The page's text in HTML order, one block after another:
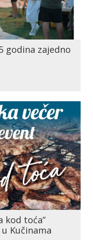
godina zajedno
kod toća”
Kučinama